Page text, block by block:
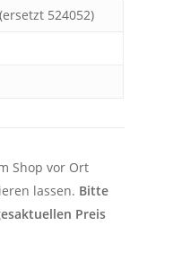
524052)
Shop vor Ort
lassen. Bitte
Preis